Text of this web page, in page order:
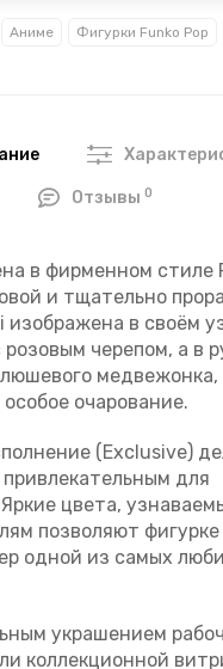
Аниме Фигурки Funko Pop
Отзывы0
в фирменном стиле
и тщательно
изображена в своём
розовым черепом, а в
медвежонка,
очарование.
( Exclusive)
для
цвета,
позволяют фигурке
одной из самых
украшением
коллекционной